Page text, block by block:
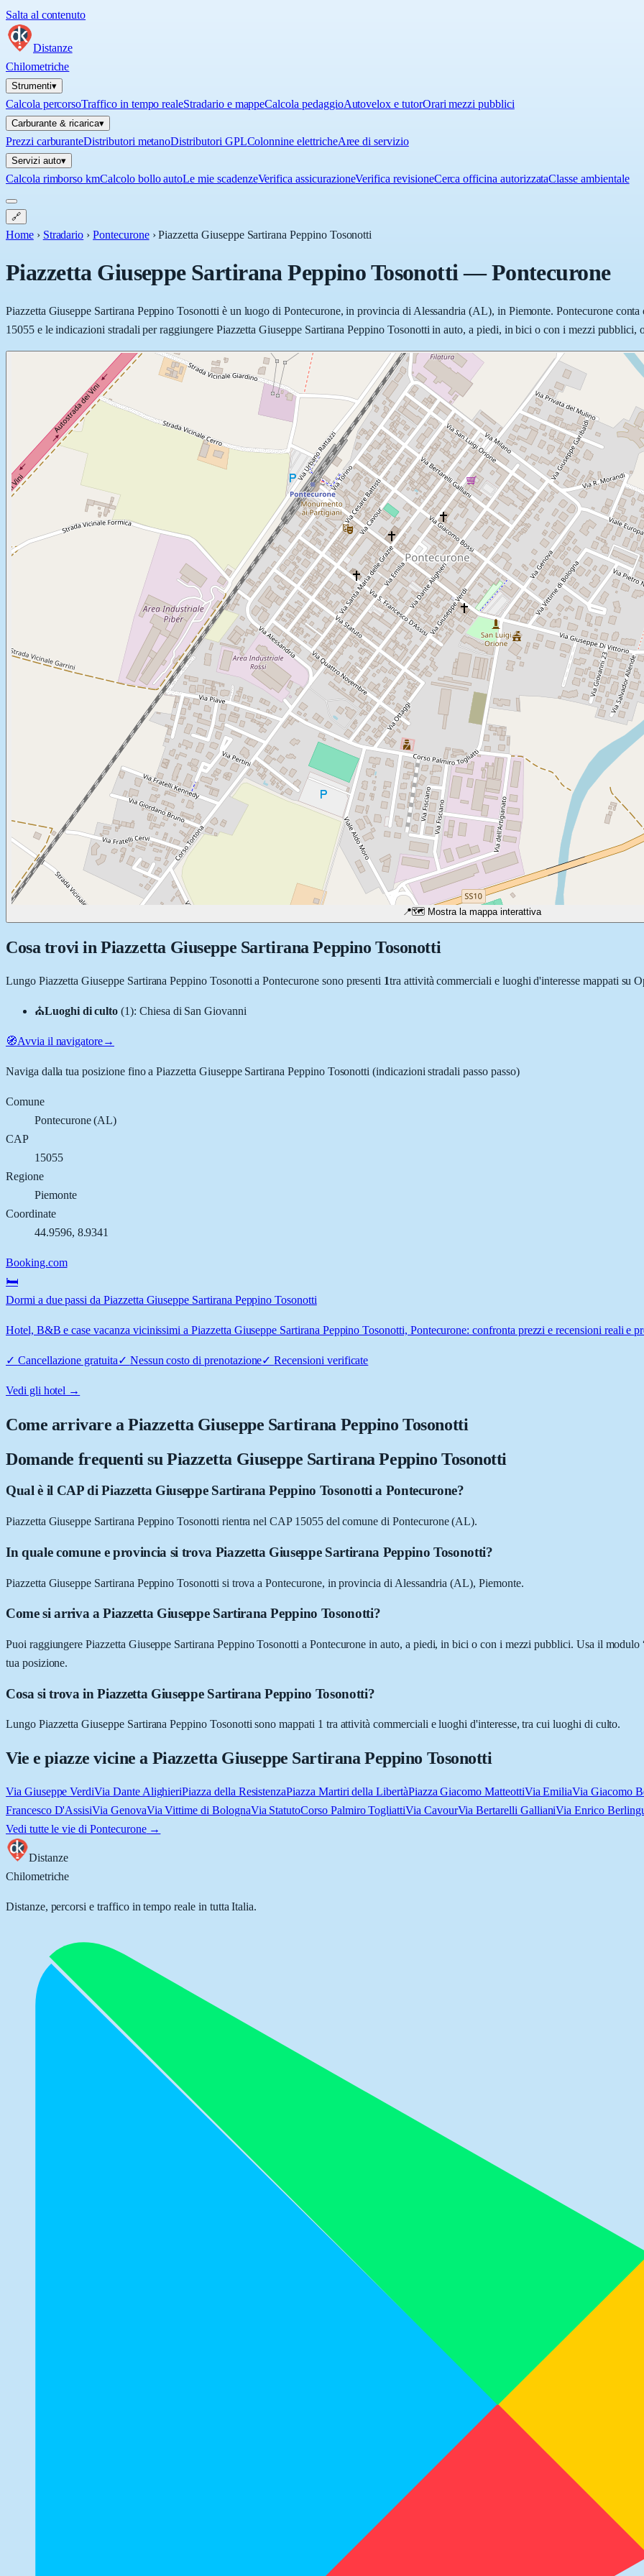
Salta al contenuto
Distanze
Chilometriche
Strumenti▾
Calcola percorsoTraffico in tempo realeStradario e mappeCalcola pedaggioAutovelox e tutorOrari mezzi pubblici
Carburante & ricarica▾
Prezzi carburanteDistributori metanoDistributori GPLColonnine elettricheAree di servizio
Servizi auto▾
Calcola rimborso kmCalcolo bollo autoLe mie scadenzeVerifica assicurazioneVerifica revisioneCerca officina autorizzataClasse ambientale
🔗
Home › Stradario › Pontecurone ›Piazzetta Giuseppe Sartirana Peppino Tosonotti
Piazzetta Giuseppe Sartirana Peppino Tosonotti—Pontecurone
Piazzetta Giuseppe Sartirana Peppino Tosonotti è un luogo di Pontecurone, in provincia di Alessandria (AL), in Piemonte. Pontecurone
15055 e le indicazioni stradali per raggiungere Piazzetta Giuseppe Sartirana Peppino Tosonotti in auto, a piedi, in bici o con i mezzi pubblici,
📍🗺️ Mostra la mappa interattiva
Cosa trovi in Piazzetta Giuseppe Sartirana Peppino Tosonotti
Lungo Piazzetta Giuseppe Sartirana Peppino Tosonotti aPontecuronesono presenti 1tra attività commerciali e luoghi d'interesse mappati su
⛪Luoghi di culto (1): Chiesa di San Giovanni
🧭Avvia il navigatore→
Naviga dalla tua posizione fino aPiazzetta Giuseppe Sartirana Peppino Tosonotti (indicazioni stradali passo passo)
Comune
Pontecurone(AL)
CAP
15055
Regione
Piemonte
Coordinate
44.9596, 8.9341
Booking.com
🛏️
Dormi a due passi da Piazzetta Giuseppe Sartirana Peppino Tosonotti
Hotel, B&B e case vacanza vicinissimi a Piazzetta Giuseppe Sartirana Peppino Tosonotti, Pontecurone: confronta prezzi e recensioni reali e
✓ Cancellazione gratuita✓ Nessun costo di prenotazione✓Recensioni verificate
Vedi gli hotel →
Come arrivare aPiazzetta Giuseppe Sartirana Peppino Tosonotti
Domande frequenti su Piazzetta Giuseppe Sartirana Peppino Tosonotti
Qual è il CAP di Piazzetta Giuseppe Sartirana Peppino Tosonotti a Pontecurone?
Piazzetta Giuseppe Sartirana Peppino Tosonotti rientra nel CAP 15055 del comune di Pontecurone (AL).
In quale comune e provincia si trova Piazzetta Giuseppe Sartirana Peppino Tosonotti?
Piazzetta Giuseppe Sartirana Peppino Tosonotti si trova a Pontecurone, in provincia di Alessandria (AL), Piemonte.
Come si arriva a Piazzetta Giuseppe Sartirana Peppino Tosonotti?
Puoi raggiungere Piazzetta Giuseppe Sartirana Peppino Tosonotti a Pontecurone in auto, a piedi, in bici o con i mezzi pubblici. Usa il
tua posizione.
Cosa si trova in Piazzetta Giuseppe Sartirana Peppino Tosonotti?
Lungo Piazzetta Giuseppe Sartirana Peppino Tosonotti sono mappati 1 tra attività commerciali e luoghi d'interesse, tra cui luoghi di culto.
Vie e piazze vicine a Piazzetta Giuseppe Sartirana Peppino Tosonotti
Via Giuseppe VerdiVia Dante AlighieriPiazza della ResistenzaPiazza Martiri della LibertàPiazza Giacomo MatteottiVia EmiliaVia Giacomo
Francesco D'AssisiVia GenovaVia Vittime di BolognaVia StatutoCorso Palmiro TogliattiVia CavourVia Bertarelli GallianiVia Enrico
Vedi tutte le vie di Pontecurone→
Distanze
Chilometriche
Distanze, percorsi e traffico in tempo reale in tutta Italia.